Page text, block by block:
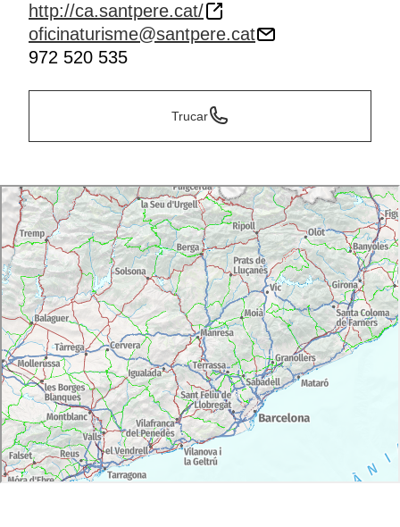
http://ca.santpere.cat/
oficinaturisme@santpere.cat
972 520 535
Trucar